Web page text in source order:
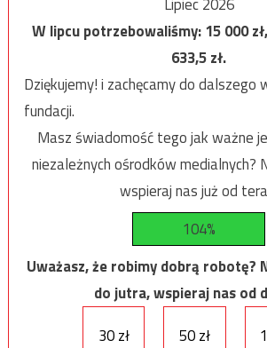
Lipiec 2026
W lipcu potrzebowaliśmy:15 000
633,5zł.
Dziękujemy! i zachęcamy do dalszego
fundacji.
Masz świadomość tego jak ważne
niezależnych ośrodków medialnych?
wspieraj nas już od
104%
Uważasz, że robimy dobrą robotę?
do jutra, wspieraj nas od
30 zł
50 zł